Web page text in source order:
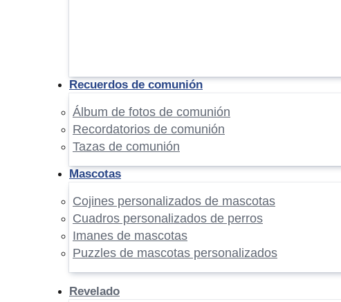
Recuerdos de comunión
Álbum de fotos de comunión
Recordatorios de comunión
Tazas de comunión
Mascotas
Cojines personalizados de mascotas
Cuadros personalizados de perros
Imanes de mascotas
Puzzles de mascotas personalizados
Revelado